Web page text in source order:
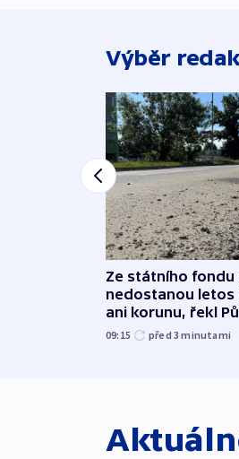
Výběr
Ze státního
nedostanou letos
ani korunu, řekl
09:15 před 3minutami